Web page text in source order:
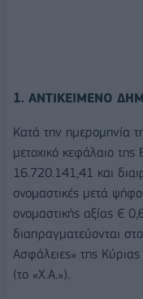
1. ΑΝΤΙΚΕΙΜΕΝΟ
Κατά την ημερομηνία
μετοχικό κεφάλαιο της
16.720.141,41 και
ονομαστικές μετά
ονομαστικής αξίας €
διαπραγματεύονται
Ασφάλειες» της
(το «Χ.Α.»).